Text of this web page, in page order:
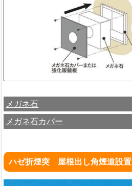
メガネ石
メガネ石カバー
ハゼ折煙突 屋根出し角煙道設置